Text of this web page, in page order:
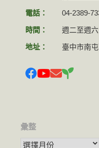
電話： 04-2389-
時間： 週二至週
地址： 臺中市南
彙整
彙整